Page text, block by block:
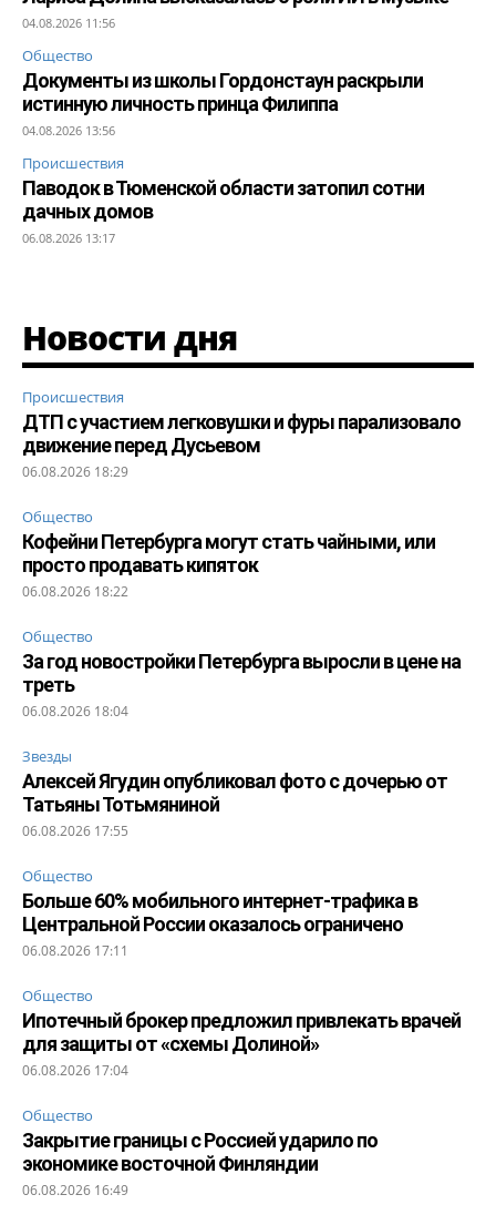
04.08.2026 11:56
Общество
Документы из школы Гордонстаун раскрыли
истинную личность принца Филиппа
04.08.2026 13:56
Происшествия
Паводок в Тюменской области затопил сотни
дачных домов
06.08.2026 13:17
Новости дня
Происшествия
ДТП с участием легковушки и фуры парализовало
движение перед Дусьевом
06.08.2026 18:29
Общество
Кофейни Петербурга могут стать чайными, или
просто продавать кипяток
06.08.2026 18:22
Общество
За год новостройки Петербурга выросли в цене на
треть
06.08.2026 18:04
Звезды
Алексей Ягудин опубликовал фото с дочерью от
Татьяны Тотьмяниной
06.08.2026 17:55
Общество
Больше 60% мобильного интернет-трафика в
Центральной России оказалось ограничено
06.08.2026 17:11
Общество
Ипотечный брокер предложил привлекать врачей
для защиты от «схемы Долиной»
06.08.2026 17:04
Общество
Закрытие границы с Россией ударило по
экономике восточной Финляндии
06.08.2026 16:49